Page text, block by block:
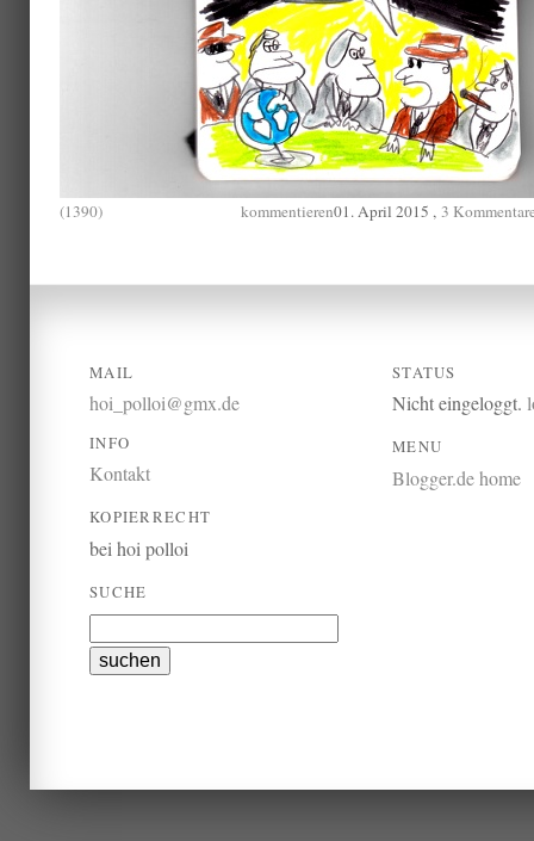
(1390) 3
01. April 2015 ,
kommentieren
MAIL
hoi_polloi@gmx.de
INFO
Kontakt
KOPIERRECHT
bei hoi polloi
SUCHE
STATUS
Nicht eingeloggt.
MENU
Blogger.de home